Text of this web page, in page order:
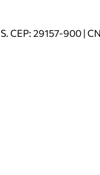
CEP: 29157-900 |